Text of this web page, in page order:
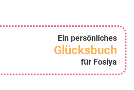
Ein persönliches
Glücksbuch
für Fosiya